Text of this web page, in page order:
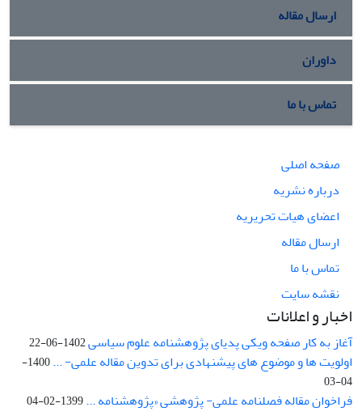
ارسال مقاله
داوران
تماس با ما
صفحه اصلی
درباره نشریه
اعضای هیات تحریریه
ارسال مقاله
تماس با ما
نقشه سایت
اخبار و اعلانات
آغاز به کار صفحه ویکی پدیای پژوهشنامه علوم سیاسی1402-06-22
اولویت ها و موضوع های پیشنهادی برای تدوین مقاله علمی- ...
1400-
04-03
فراخوان مقاله فصلنامه علمی- پژوهشی «پژوهشنامه ...1399-02-04